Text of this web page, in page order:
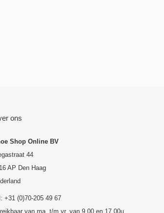
ons
Shop Online BV
44
AP Den Haag
+31 (0)70-205 49 67
van ma. t/m vr. van 9.00 en 17.00u